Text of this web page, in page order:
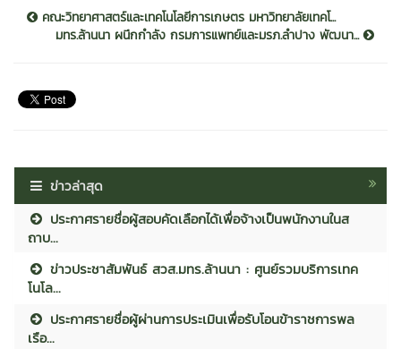
คณะวิทยาศาสตร์และเทคโนโลยีการเกษตร มหาวิทยาลัยเทคโ...
มทร.ล้านนา ผนึกกำลัง กรมการแพทย์และมรภ.ลำปาง พัฒนา...
ข่าวล่าสุด
ประกาศรายชื่อผู้สอบคัดเลือกได้เพื่อจ้างเป็นพนักงานในส
ถาบ...
ข่าวประชาสัมพันธ์ สวส.มทร.ล้านนา : ศูนย์รวมบริการเทค
โนโล...
ประกาศรายชื่อผู้ผ่านการประเมินเพื่อรับโอนข้าราชการพล
เรือ...